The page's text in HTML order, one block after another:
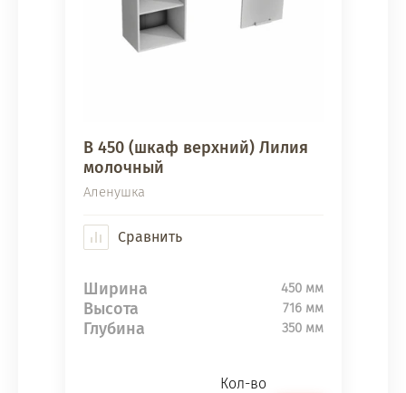
В 450 (шкаф верхний) Лилия
молочный
Аленушка
Сравнить
Ширина 450 мм
Высота 716 мм
Глубина 350 мм
Кол-во